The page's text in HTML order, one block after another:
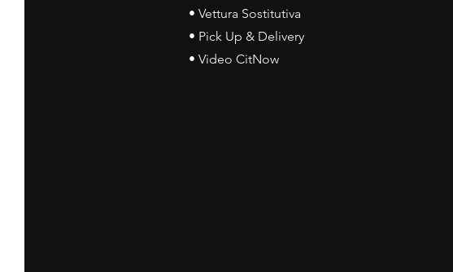
• Vettura Sostitutiva
• Pick Up & Delivery
• Video CitNow